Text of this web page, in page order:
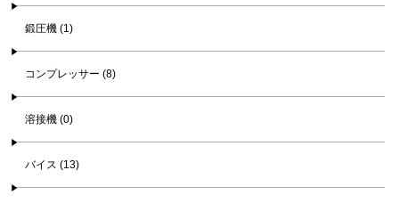
鍛圧機 (1)
コンプレッサー (8)
溶接機 (0)
バイス (13)